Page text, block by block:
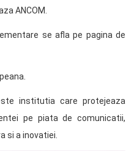
ANCOM.
se afla pe pagina de
institutia care protejeaza
pe piata de comunicatii,
si a inovatiei.